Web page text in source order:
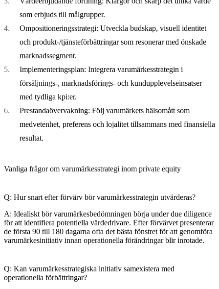
som erbjuds till målgrupper.
Ompositioneringsstrategi: Utveckla budskap, visuell identitet
och produkt-/tjänsteförbättringar som resonerar med önskade
marknadssegment.
Implementeringsplan: Integrera varumärkesstrategin i
försäljnings-, marknadsförings- och kundupplevelseinsatser
med tydliga kpi:er.
Prestandaövervakning: Följ varumärkets hälsomått som
medvetenhet, preferens och lojalitet tillsammans med finansiella
resultat.
Vanliga frågor om varumärkesstrategi inom private equity
Q: Hur snart efter förvärv bör varumärkesstrategin utvärderas?
A: Idealiskt bör varumärkesbedömningen börja under due diligence
för att identifiera potentiella värdedrivare. Efter förvärvet presenterar
de första 90 till 180 dagarna ofta det bästa fönstret för att genomföra
varumärkesinitiativ innan operationella förändringar blir inrotade.
Q: Kan varumärkesstrategiska initiativ samexistera med
operationella förbättringar?